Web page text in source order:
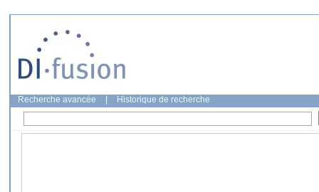
Recherche avancée Historique de recherche